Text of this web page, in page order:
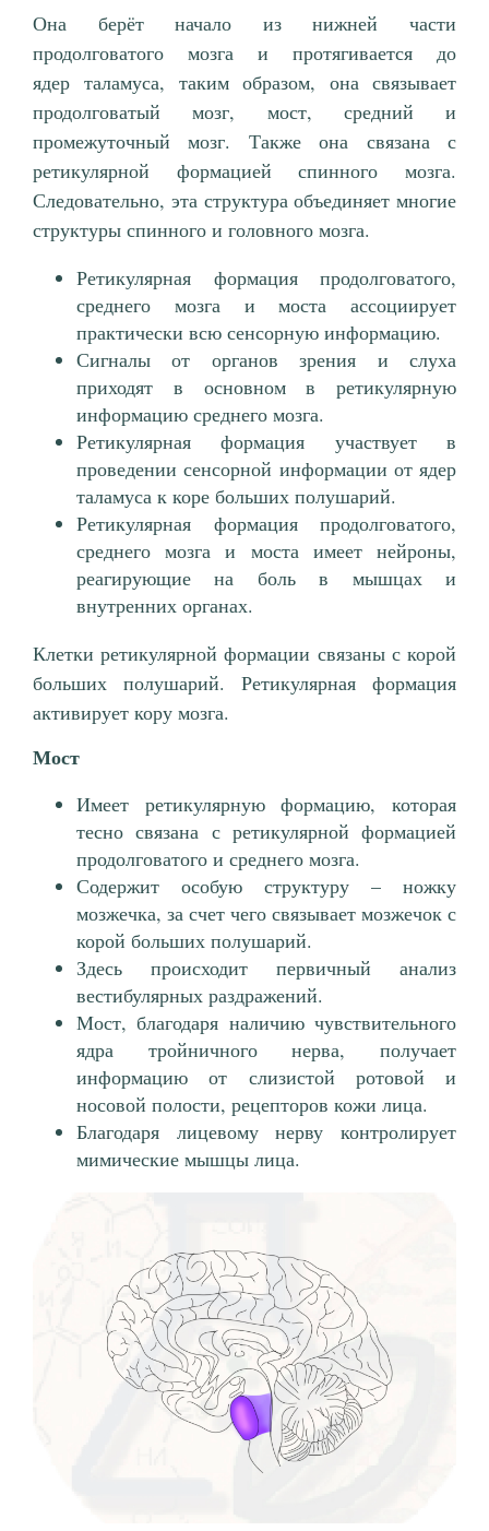
Она берёт начало из нижней части
продолговатого мозга и протягивается до
ядер таламуса, таким образом, она связывает
продолговатый мозг, мост, средний и
промежуточный мозг. Также она связана с
ретикулярной формацией спинного мозга.
Следовательно, эта структура объединяет многие
структуры спинного и головного мозга.
Ретикулярная формация продолговатого,
среднего мозга и моста ассоциирует
практически всю сенсорную информацию.
Сигналы от органов зрения и слуха
приходят в основном в ретикулярную
информацию среднего мозга.
Ретикулярная формация участвует в
проведении сенсорной информации от ядер
таламуса к коре больших полушарий.
Ретикулярная формация продолговатого,
среднего мозга и моста имеет нейроны,
реагирующие на боль в мышцах и
внутренних органах.
Клетки ретикулярной формации связаны с корой
больших полушарий. Ретикулярная формация
активирует кору мозга.
Мост
Имеет ретикулярную формацию, которая
тесно связана с ретикулярной формацией
продолговатого и среднего мозга.
Содержит особую структуру – ножку
мозжечка, за счет чего связывает мозжечок с
корой больших полушарий.
Здесь происходит первичный анализ
вестибулярных раздражений.
Мост, благодаря наличию чувствительного
ядра тройничного нерва, получает
информацию от слизистой ротовой и
носовой полости, рецепторов кожи лица.
Благодаря лицевому нерву контролирует
мимические мышцы лица.